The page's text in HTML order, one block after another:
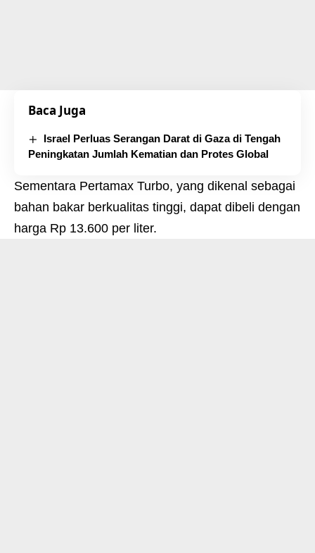
Baca Juga
Israel Perluas Serangan Darat di Gaza di Tengah
Peningkatan Jumlah Kematian dan Protes Global
Sementara Pertamax Turbo, yang dikenal sebagai
bahan bakar berkualitas tinggi, dapat dibeli dengan
harga Rp 13.600 per liter.